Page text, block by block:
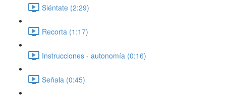
Siéntate (2:29)
Recorta (1:17)
Instrucciones - autonomía (0:16)
Señala (0:45)